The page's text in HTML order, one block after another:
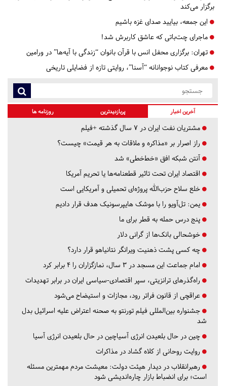
برگزار می‌کند
این جمعه، بیایید صدای غزه باشیم
ماجرای چت‌باتی که عاشق کاربرش شد!
تهران: برگزاری محفل انس با قرآن بانوان “زندگی با آیه‌ها” در ورامین
معرفی کتاب نوجوانانه “آسنا”، روایتی تازه از فضایلی تاریخی
آخرین اخبار پربازدیدترین روزنامه ها
مشتریان نفت ایران در ۷ سال گذشته +فیلم
راز اصرار بر «مذاکره و ملاقات به هر قیمت» چیست؟
آنتن شبکه افق «خط‌خطی» شد
اقتصاد ایران تحت تاثیر قطعنامه‌ها یا تحریم‌ آمریکا
خلع سلاح حزب‌الله پروژه‌ای تحمیلی و آمریکایی است
یمن: تل‌آویو را با موشک هایپرسونیک هدف قرار دادیم
پنج درس‌ حمله به قطر برای ما
خوشحالی بانک‌ها از گرانی دلار
چه کسی پشت ذهنیت ویرانگر نتانیاهو قرار دارد؟
امام جماعت این مسجد در ۳ سال، نمازگزاران را ۴ برابر کرد
راه‌گذرهای ترانزیتی، سپر اقتصادی-سیاسی ایران در برابر تهدیدات
عراقچی از قانون فراتر رود، مجازات و استیضاح می‌شود
جشنواره بین‌المللی فیلم تورنتو به صحنه اعتراض علیه اسرائیل بدل
شد
چین در حال بلعیدن انرژی آسیاچین در حال بلعیدن انرژی آسیا
روایت روحانی از کلاه گشاد در مذاکرات
رهبرانقلاب در دیدار هیئت دولت: معیشت مردم مهمترین مسئله
است؛ برای انضباط بازار چاره‌اندیشی شود